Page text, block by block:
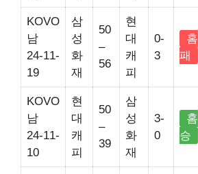
KOVO
남
24-11-
19
삼
성
화
재
50
–
56
현
대
캐
피
0-
3
홈
패
KOVO
남
24-11-
10
현
대
캐
피
50
–
39
삼
성
화
재
3-
0
홈
승